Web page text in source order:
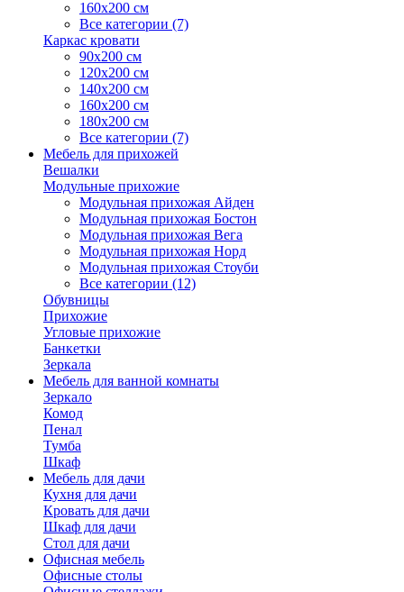
160х200 см
Все категории (7)
Каркас кровати
90х200 см
120х200 см
140х200 см
160х200 см
180х200 см
Все категории (7)
Мебель для прихожей
Вешалки
Модульные прихожие
Модульная прихожая Айден
Модульная прихожая Бостон
Модульная прихожая Вега
Модульная прихожая Норд
Модульная прихожая Стоуби
Все категории (12)
Обувницы
Прихожие
Угловые прихожие
Банкетки
Зеркала
Мебель для ванной комнаты
Зеркало
Комод
Пенал
Тумба
Шкаф
Мебель для дачи
Кухня для дачи
Кровать для дачи
Шкаф для дачи
Стол для дачи
Офисная мебель
Офисные столы